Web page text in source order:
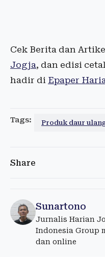
Cek Berita dan
Jogja, dan edisi
hadir di Epaper
Tags: Produk daur
Share
Sunartono
Jurnalis Harian
Indonesia Group
dan online